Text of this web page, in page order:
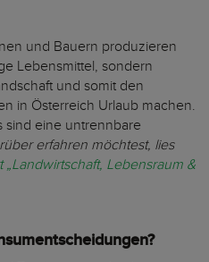
und Bauern produzieren
Lebensmittel, sondern
und somit den
in Österreich Urlaub machen.
sind eine untrennbare
erfahren möchtest, lies
Lebensraum &